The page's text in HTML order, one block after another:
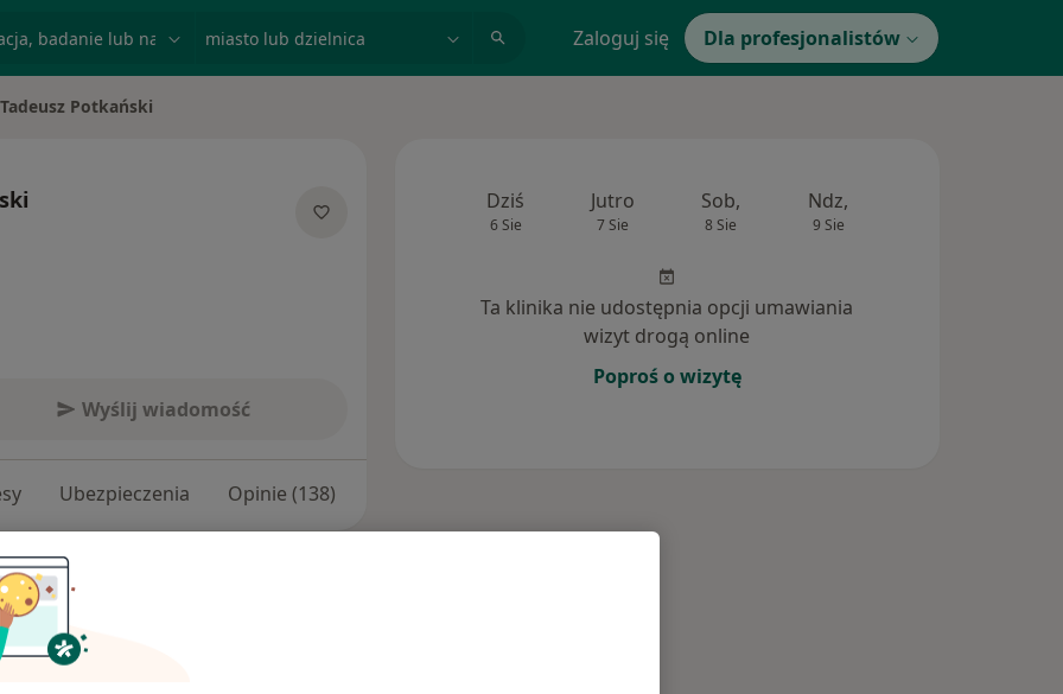
Zaloguj się Dla profesjonalistów
miasto
Tadeusz Potkański
Wyślij wiadomość
Ubezpieczenia Opinie (138)
Dziś
6 Sie
Jutro
7 Sie
Sob,
8 Sie
Ndz,
9 Sie
Ta klinika nie udostępnia opcji umawiania
wizyt drogą online
Poproś o wizytę